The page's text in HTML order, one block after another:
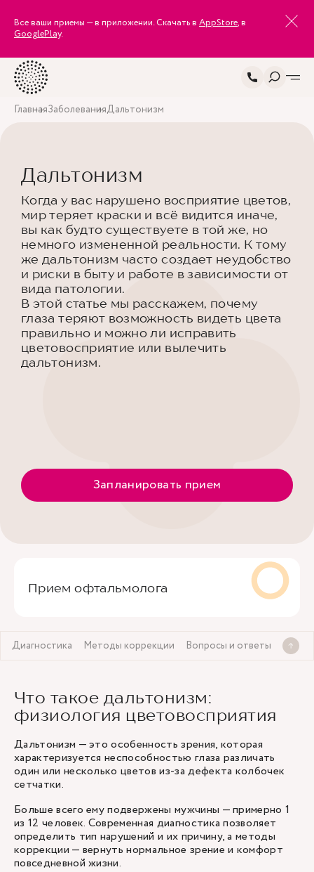
Все ваши приемы — в приложении. Скачать в AppStore, в
GooglePlay.
ГлавнаяЗаболеванияДальтонизм
Дальтонизм
Когда у вас нарушено восприятие цветов,
мир теряет краски и всё видится иначе,
вы как будто существуете в той же, но
немного измененной реальности. К тому
же дальтонизм часто создает неудобство
и риски в быту и работе в зависимости от
вида патологии.
В этой статье мы расскажем, почему
глаза теряют возможность видеть цвета
правильно и можно ли исправить
цветовосприятие или вылечить
дальтонизм.
Запланировать прием
Прием офтальмолога
Диагностика Методы коррекции Вопросы и ответы
Что такое дальтонизм:
физиология цветовосприятия
Дальтонизм — это особенность зрения, которая
характеризуется неспособностью глаза различать
один или несколько цветов из-за дефекта колбочек
сетчатки.
Больше всего ему подвержены мужчины — примерно 1
из 12 человек. Современная диагностика позволяет
определить тип нарушений и их причину, а методы
коррекции — вернуть нормальное зрение и комфорт
повседневной жизни.